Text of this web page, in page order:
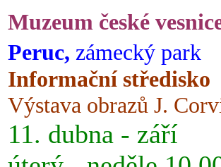
Muzeum české
Peruc, zámecký park
Informační středisko
Výstava obrazů J.
11. dubna - září